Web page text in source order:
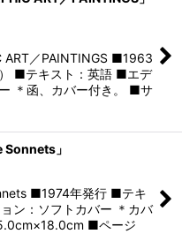
ART／PAINTINGS ■1963
■テキスト：英語 ■エデ
＊函、カバー付き。 ■サ
Sonnets」
■1974年発行 ■テキ
ン：ソフトカバー ＊カバ
■ページ